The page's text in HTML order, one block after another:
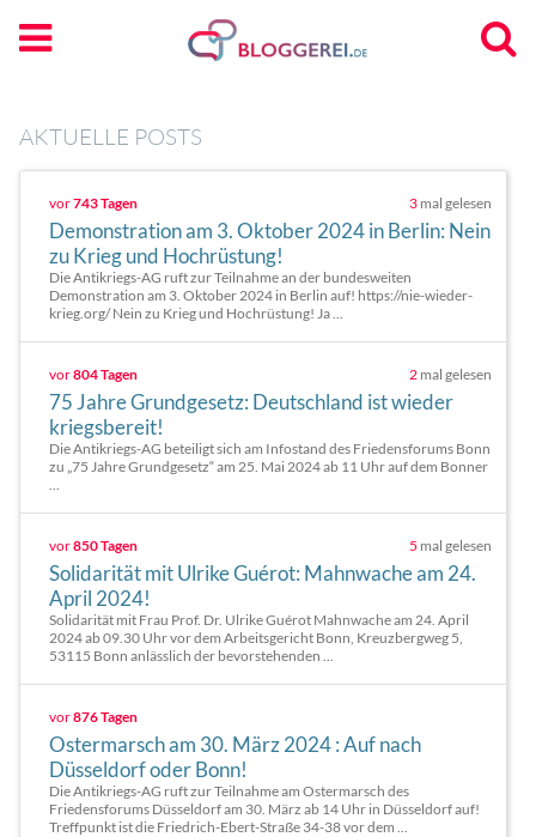
AKTUELLE POSTS
vor743 Tagen 3 mal gelesen
Demonstration am 3. Oktober 2024 in Berlin: Nein
zu Krieg und Hochrüstung!
Die Antikriegs-AG ruft zur Teilnahme an der bundesweiten
Demonstration am 3. Oktober 2024 in Berlin auf! https://nie-wieder-
krieg.org/ Nein zu Krieg und Hochrüstung! Ja ...
vor804 Tagen 2 mal gelesen
75 Jahre Grundgesetz: Deutschland ist wieder
kriegsbereit!
Die Antikriegs-AG beteiligt sich am Infostand des Friedensforums Bonn
zu „75 Jahre Grundgesetz“ am 25. Mai 2024 ab 11 Uhr auf dem Bonner
...
vor850 Tagen 5 mal gelesen
Solidarität mit Ulrike Guérot: Mahnwache am 24.
April 2024!
Solidarität mit Frau Prof. Dr. Ulrike Guérot Mahnwache am 24. April
2024 ab 09.30 Uhr vor dem Arbeitsgericht Bonn, Kreuzbergweg 5,
53115 Bonn anlässlich der bevorstehenden ...
vor876 Tagen
Ostermarsch am 30. März 2024 : Auf nach
Düsseldorf oder Bonn!
Die Antikriegs-AG ruft zur Teilnahme am Ostermarsch des
Friedensforums Düsseldorf am 30. März ab 14 Uhr in Düsseldorf auf!
Treffpunkt ist die Friedrich-Ebert-Straße 34-38 vor dem ...